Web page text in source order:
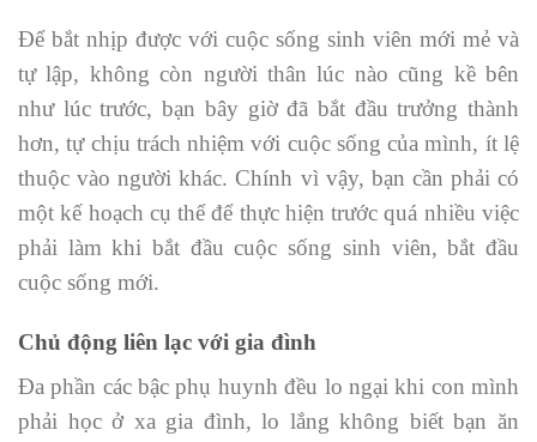
Để bắt nhịp được với cuộc sống sinh viên mới mẻ và
tự lập, không còn người thân lúc nào cũng kề bên
như lúc trước, bạn bây giờ đã bắt đầu trưởng thành
hơn, tự chịu trách nhiệm với cuộc sống của mình, ít lệ
thuộc vào người khác. Chính vì vậy, bạn cần phải có
một kế hoạch cụ thể để thực hiện trước quá nhiều việc
phải làm khi bắt đầu cuộc sống sinh viên, bắt đầu
cuộc sống mới.
Chủ động liên lạc với gia đình
Đa phần các bậc phụ huynh đều lo ngại khi con mình
phải học ở xa gia đình, lo lắng không biết bạn ăn